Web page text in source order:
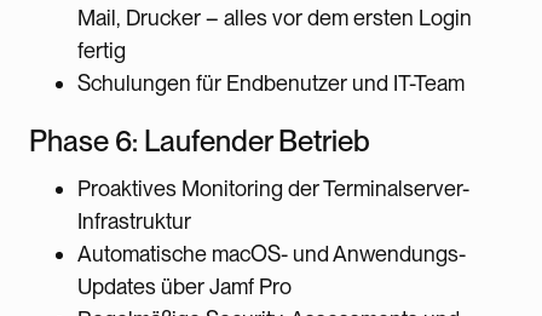
Mail, Drucker – alles vor dem ersten Login
fertig
Schulungen für Endbenutzer und IT-Team
Phase 6: Laufender Betrieb
Proaktives Monitoring der Terminalserver-
Infrastruktur
Automatische macOS- und Anwendungs-
Updates über Jamf Pro